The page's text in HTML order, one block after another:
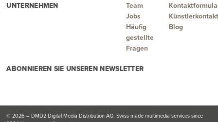
UNTERNEHMEN
Team
Jobs
Häufig
gestellte
Fragen
Künstlerkontakt
Blog
ABONNIEREN SIE UNSEREN NEWSLETTER
© 2026 – DMD2 Digital Media Distribution AG. Swiss made multimedia services since